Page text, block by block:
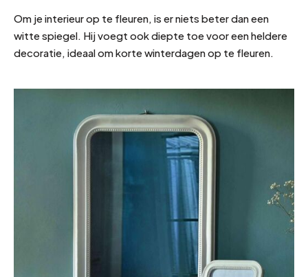
Om je interieur op te fleuren, is er niets beter dan een
witte spiegel. Hij voegt ook diepte toe voor een heldere
decoratie, ideaal om korte winterdagen op te fleuren.